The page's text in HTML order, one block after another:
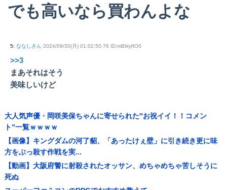
でも高いなら買わんよな
5: ななしさん 2024/09/30(月) 01:02:50.76 ID:mBIkyfIO0
>>3
まあそれはそう
美味しいけど
大人気声優・岡咲美保ちゃんに寄せられた″お祝イイ！！コメン
ト”一覧ｗｗｗｗ
【画像】キングダムの河了貂、「あったけぇ壁」に引き続き更に味
方をぶっ殺す作戦を実...
【動画】大阪府警に射殺されたオッサン、めちゃめちゃ苦しそうに
死ぬ